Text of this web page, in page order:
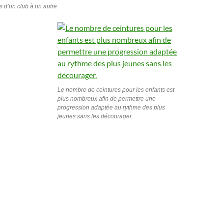
d’un club à un autre.
Le nombre de ceintures pour les enfants est
plus nombreux afin de permettre une
progression adaptée au rythme des plus
jeunes sans les décourager.